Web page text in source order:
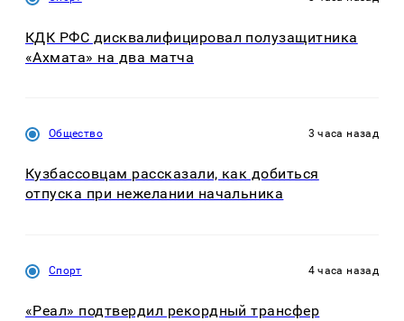
КДК РФС дисквалифицировал полузащитника
«Ахмата» на два матча
Общество 3 часа назад
Кузбассовцам рассказали, как добиться
отпуска при нежелании начальника
Спорт 4 часа назад
«Реал» подтвердил рекордный трансфер